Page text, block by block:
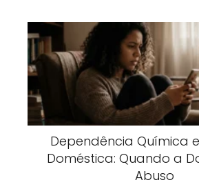
Dependência Química
Doméstica: Quando a
Abuso